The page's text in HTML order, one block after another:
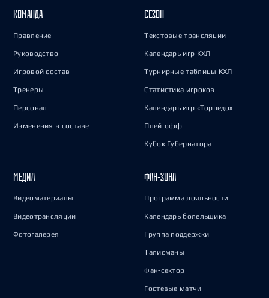
КОМАНДА
Правление
Руководство
Игровой состав
Тренеры
Персонал
Изменения в составе
СЕЗОН
Текстовые трансляции
Календарь игр КХЛ
Турнирные таблицы КХЛ
Статистика игроков
Календарь игр «Торпедо»
Плей-офф
Кубок Губернатора
МЕДИА
Видеоматериалы
Видеотрансляции
Фотогалерея
ФАН-ЗОНА
Программа лояльности
Календарь болельщика
Группа поддержки
Талисманы
Фан-сектор
Гостевые матчи